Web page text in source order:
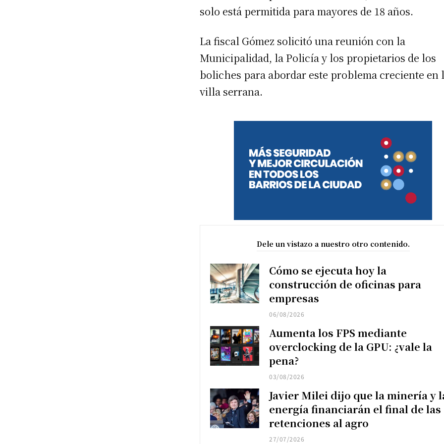
solo está permitida para mayores de 18 años.
La fiscal Gómez solicitó una reunión con la
Municipalidad, la Policía y los propietarios de los
boliches para abordar este problema creciente en
villa serrana.
Dele un vistazo a nuestro otro contenido.
Cómo se ejecuta hoy la
construcción de oficinas para
empresas
06/08/2026
Aumenta los FPS mediante
overclocking de la GPU: ¿vale la
pena?
03/08/2026
Javier Milei dijo que la minería y
energía financiarán el final de las
retenciones al agro
27/07/2026